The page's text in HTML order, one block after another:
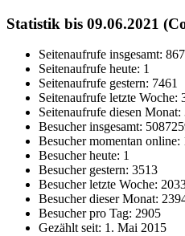
Statistik bis 09.06.2021
Seitenaufrufe insgesamt:
Seitenaufrufe heute: 1
Seitenaufrufe gestern: 7461
Seitenaufrufe letzte Woche:
Seitenaufrufe diesen Monat:
Besucher insgesamt:
Besucher momentan online:
Besucher heute: 1
Besucher gestern: 3513
Besucher letzte Woche:
Besucher dieser Monat:
Besucher pro Tag: 2905
Gezählt seit: 1. Mai 2015